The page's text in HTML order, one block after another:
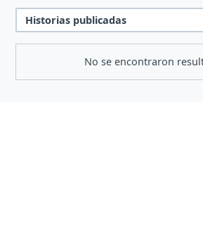
No se encontraron